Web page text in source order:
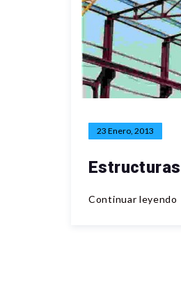
23 Enero, 2013
Continuar leyendo